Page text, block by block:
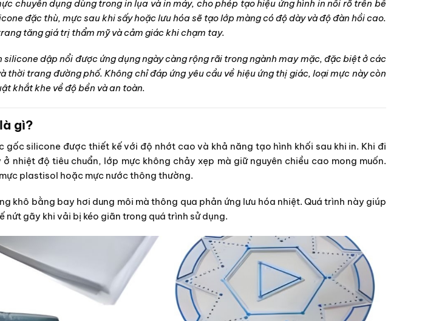
chuyên dụng dùng trong in lụa và in máy, cho phép tạo hiệu ứng hình in nổi rõ trên bề
đặc thù, mực sau khi sấy hoặc lưu hóa sẽ tạo lớp màng có độ dày và độ đàn hồi cao.
tăng giá trị thẩm mỹ và cảm giác khi chạm tay.
silicone dập nổi được ứng dụng ngày càng rộng rãi trong ngành may mặc, đặc biệt ở các
thời trang đường phố. Không chỉ đáp ứng yêu cầu về hiệu ứng thị giác, loại mực này còn
khắt khe về độ bền và an toàn.
gì?
gốc silicone được thiết kế với độ nhớt cao và khả năng tạo hình khối sau khi in. Khi đi
nhiệt độ tiêu chuẩn, lớp mực không chảy xẹp mà giữ nguyên chiều cao mong muốn.
plastisol hoặc mực nước thông thường.
khô bằng bay hơi dung môi mà thông qua phản ứng lưu hóa nhiệt. Quá trình này giúp
nứt gãy khi vải bị kéo giãn trong quá trình sử dụng.